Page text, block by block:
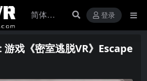
登录
戏《密室逃脱VR》Escape